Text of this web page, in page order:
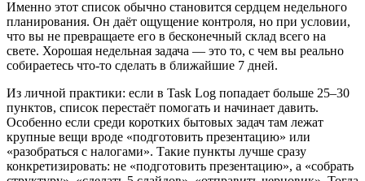
Именно этот список обычно становится сердцем недельного
планирования. Он даёт ощущение контроля, но при условии,
что вы не превращаете его в бесконечный склад всего на
свете. Хорошая недельная задача — это то, с чем вы реально
собираетесь что-то сделать в ближайшие 7 дней.
Из личной практики: если в Task Log попадает больше 25–30
пунктов, список перестаёт помогать и начинает давить.
Особенно если среди коротких бытовых задач там лежат
крупные вещи вроде «подготовить презентацию» или
«разобраться с налогами». Такие пункты лучше сразу
конкретизировать: не «подготовить презентацию», а «собрать